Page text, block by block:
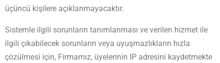
üçüncü kişilere açıklanmayacaktır.
Sistemle ilgili sorunların tanımlanması ve verilen hizmet ile
ilgili çıkabilecek sorunların veya uyuşmazlıkların hızla
çözülmesi için, Firmamız, üyelerinin IP adresini kaydetmekte